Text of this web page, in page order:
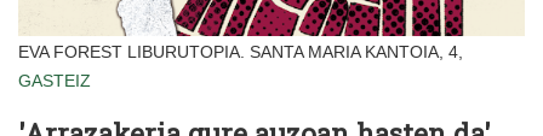
EVA FOREST LIBURUTOPIA. SANTA MARIA KANTOIA, 4,
GASTEIZ